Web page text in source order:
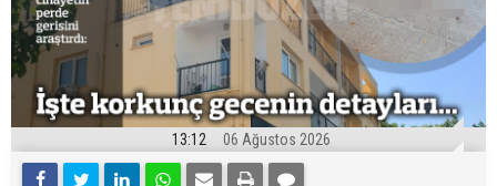
13:12 06 Ağustos 2026